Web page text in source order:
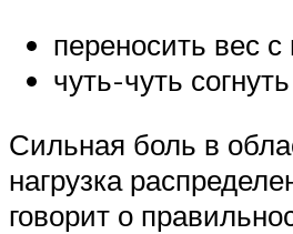
переносить вес
чуть-чуть
Сильная боль в
нагрузка
говорит о